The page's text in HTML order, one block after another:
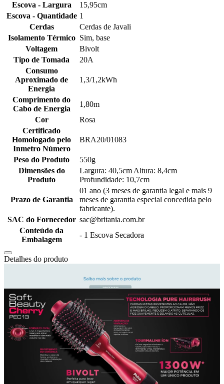
Escova - Largura
15,95cm
Escova - Quantidade 1
Cerdas
Cerdas de Javali
Isolamento Térmico Sim, base
Voltagem
Bivolt
Tipo de Tomada
20A
Consumo
Aproximado de
Energia
1,3/1,2kWh
Comprimento do
Cabo de Energia
1,80m
Cor
Rosa
Certificado
Homologado pelo
Inmetro Número
BRA20/01083
Peso do Produto
550g
Dimensões do
Produto
Largura: 40,5cm Altura: 8,4cm
Profundidade: 10,7cm
Prazo de Garantia
01 ano (3 meses de garantia legal e mais 9
meses de garantia especial concedida pelo
fabricante).
SAC do Fornecedor sac@britania.com.br
Conteúdo da
Embalagem
- 1 Escova Secadora
Detalhes do produto